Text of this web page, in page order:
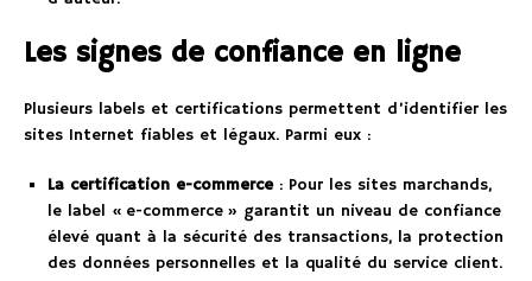
Les signes de confiance en ligne
Plusieurs labels et certifications permettent d’identifier les
sites Internet fiables et légaux. Parmi eux :
La certification e-commerce: Pour les sites marchands,
le label « e-commerce » garantit un niveau de confiance
élevé quant à la sécurité des transactions, la protection
des données personnelles et la qualité du service client.